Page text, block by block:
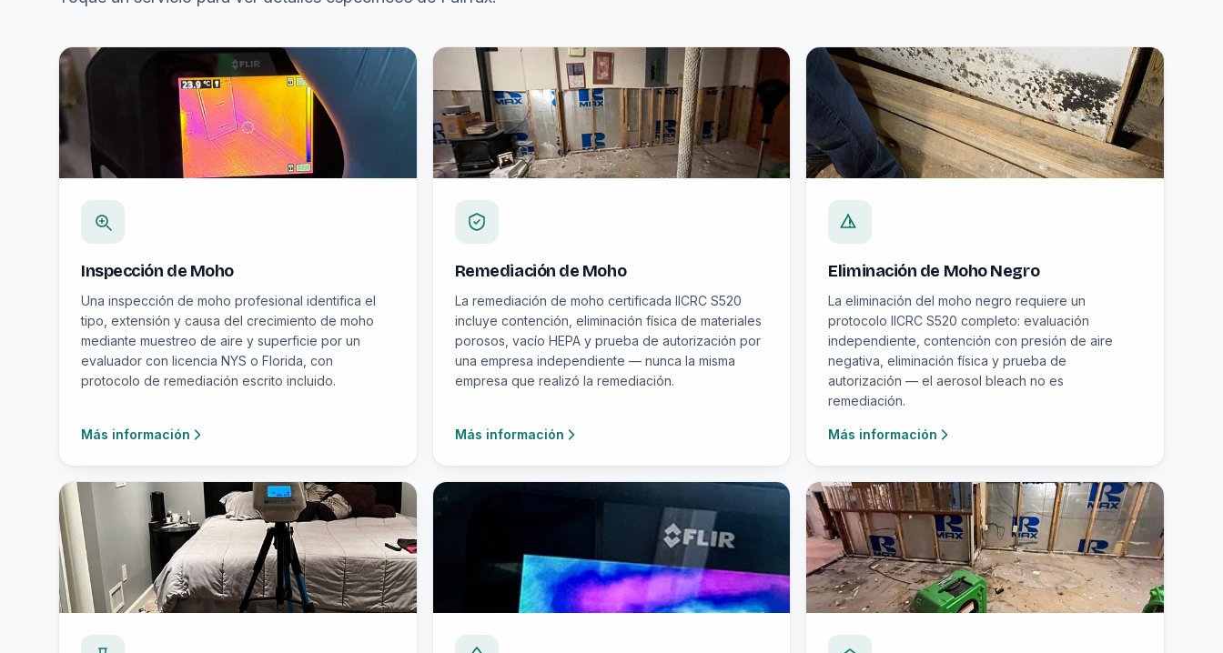
Inspección de Moho
Una inspección de moho profesional identifica el
tipo, extensión y causa del crecimiento de moho
mediante muestreo de aire y superficie por un
evaluador con licencia NYS o Florida, con
protocolo de remediación escrito incluido.
Más información
Remediación de Moho
La remediación de moho certificada IICRC S520
incluye contención, eliminación física de materiales
porosos, vacío HEPA y prueba de autorización por
una empresa independiente — nunca la misma
empresa que realizó la remediación.
Más información
Eliminación de Moho Negro
La eliminación del moho negro requiere un
protocolo IICRC S520 completo: evaluación
independiente, contención con presión de aire
negativa, eliminación física y prueba de
autorización — el aerosol bleach no es
remediación.
Más información